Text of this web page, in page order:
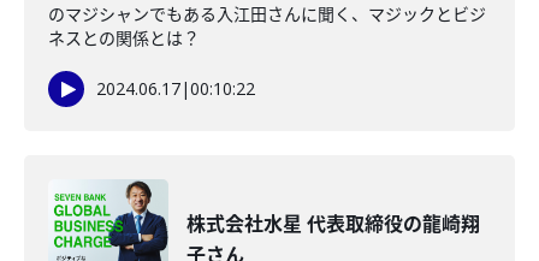
のマジシャンでもある入江田さんに聞く、マジックとビジ
ネスとの関係とは？
2024.06.17|00:10:22
株式会社水星 代表取締役の龍崎翔
子さん